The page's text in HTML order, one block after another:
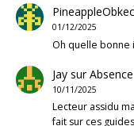
01/12/2025
Oh quelle bonne
JaysurAbsence
10/11/2025
Lecteur assidu
fait sur ces